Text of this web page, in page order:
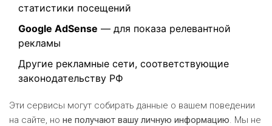
статистики посещений
Google AdSense — для показа релевантной
рекламы
Другие рекламные сети, соответствующие
законодательству РФ
Эти сервисы могут собирать данные о вашем поведении
на сайте, но не получают вашу личную информацию. Мы не